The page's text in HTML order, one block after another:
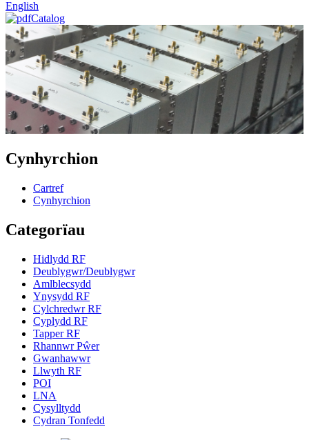
English
Catalog
Cynhyrchion
Cartref
Cynhyrchion
Categorïau
Hidlydd RF
Deublygwr/Deublygwr
Amlblecsydd
Ynysydd RF
Cylchredwr RF
Cyplydd RF
Tapper RF
Rhannwr Pŵer
Gwanhawwr
Llwyth RF
POI
LNA
Cysylltydd
Cydran Tonfedd